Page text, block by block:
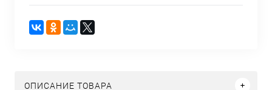
ОПИСАНИЕ ТОВАРА